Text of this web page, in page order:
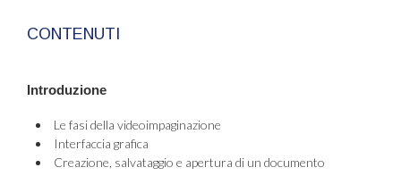
CONTENUTI
Introduzione
Le fasi della videoimpaginazione
Interfaccia grafica
Creazione, salvataggio e apertura di un documento